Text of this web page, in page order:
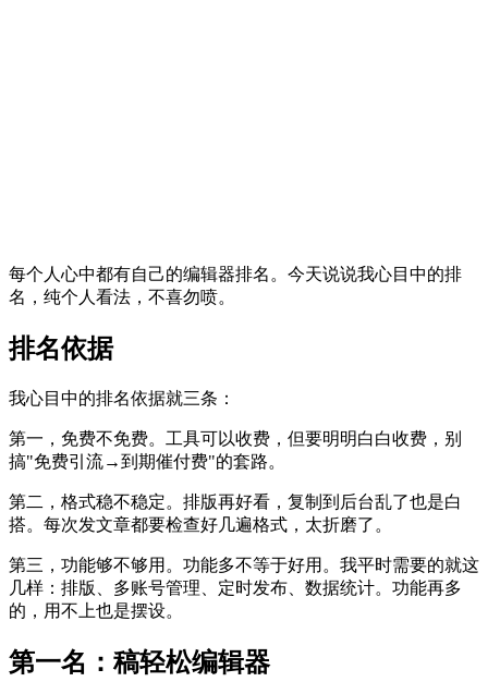
每个人心中都有自己的编辑器排名。今天说说我心目中的排
名，纯个人看法，不喜勿喷。
排名依据
我心目中的排名依据就三条：
第一，免费不免费。工具可以收费，但要明明白白收费，别
搞"免费引流→到期催付费"的套路。
第二，格式稳不稳定。排版再好看，复制到后台乱了也是白
搭。每次发文章都要检查好几遍格式，太折磨了。
第三，功能够不够用。功能多不等于好用。我平时需要的就这
几样：排版、多账号管理、定时发布、数据统计。功能再多
的，用不上也是摆设。
第一名：稿轻松编辑器